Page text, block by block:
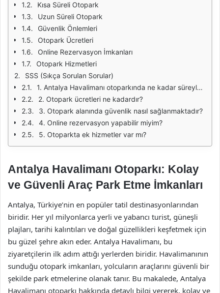
Kısa Süreli Otopark
Uzun Süreli Otopark
Güvenlik Önlemleri
Otopark Ücretleri
Online Rezervasyon İmkanları
Otopark Hizmetleri
SSS (Sıkça Sorulan Sorular)
1. Antalya Havalimanı otoparkında ne kadar süreyle araç park edebilirim?
2. Otopark ücretleri ne kadardır?
3. Otopark alanında güvenlik nasıl sağlanmaktadır?
4. Online rezervasyon yapabilir miyim?
5. Otoparkta ek hizmetler var mı?
Antalya Havalimanı Otoparkı: Kolay
ve Güvenli Araç Park Etme İmkanları
Antalya, Türkiye’nin en popüler tatil destinasyonlarından
biridir. Her yıl milyonlarca yerli ve yabancı turist, güneşli
plajları, tarihi kalıntıları ve doğal güzellikleri keşfetmek için
bu güzel şehre akın eder. Antalya Havalimanı, bu
ziyaretçilerin ilk adım attığı yerlerden biridir. Havalimanının
sunduğu otopark imkanları, yolcuların araçlarını güvenli bir
şekilde park etmelerine olanak tanır. Bu makalede, Antalya
Havalimanı otoparkı hakkında detaylı bilgi vererek, kolay ve